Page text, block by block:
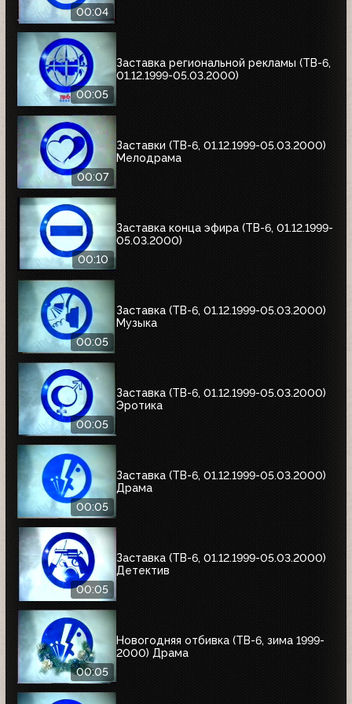
00:04
00:05
Заставка региональной рекламы (ТВ-6,
01.12.1999-05.03.2000)
00:07
Заставки (ТВ-6, 01.12.1999-05.03.2000)
Мелодрама
00:10
Заставка конца эфира (ТВ-6, 01.12.1999-
05.03.2000)
00:05
Заставка (ТВ-6, 01.12.1999-05.03.2000)
Музыка
00:05
Заставка (ТВ-6, 01.12.1999-05.03.2000)
Эротика
00:05
Заставка (ТВ-6, 01.12.1999-05.03.2000)
Драма
00:05
Заставка (ТВ-6, 01.12.1999-05.03.2000)
Детектив
00:05
Новогодняя отбивка (ТВ-6, зима 1999-
2000) Драма